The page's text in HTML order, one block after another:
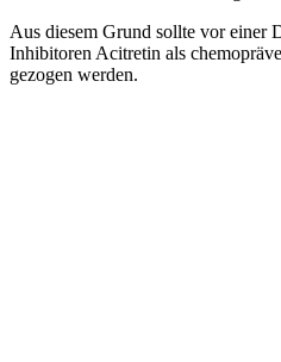
Aus diesem Grund sollte vor einer
Inhibitoren Acitretin als
gezogen werden.